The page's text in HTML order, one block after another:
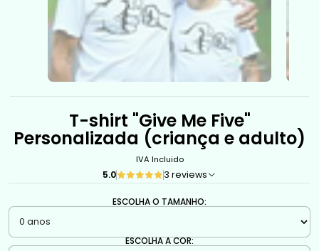
T-shirt "Give Me Five"
Personalizada (criança e adulto)
IVA Incluido
5.0 3 reviews
ESCOLHA O TAMANHO:
ESCOLHA A COR: